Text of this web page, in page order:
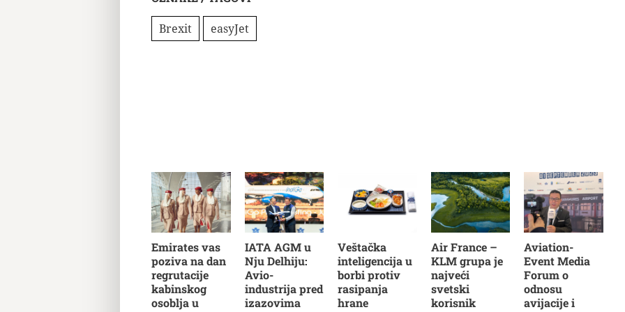
Brexit easyJet
Emirates vas
poziva na dan
regrutacije
kabinskog
osoblja u
IATA AGM u
Nju Delhiju:
Avio-
industrija pred
izazovima
Veštačka
inteligencija u
borbi protiv
rasipanja
hrane
Air France –
KLM grupa je
najveći
svetski
korisnik
Aviation-
Event Media
Forum o
odnosu
avijacije i